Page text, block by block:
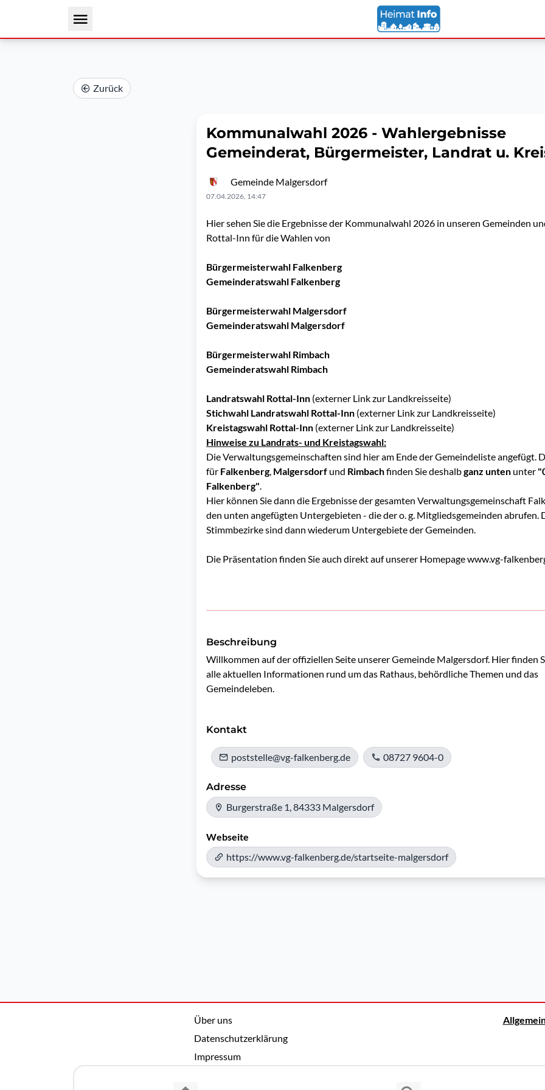
Zurück
Kommunalwahl 2026 - Wahlergebnisse
Gemeinderat, Bürgermeister, Landrat u.
Gemeinde Malgersdorf
07.04.2026, 14:47
Hier sehen Sie die Ergebnisse der Kommunalwahl 2026 in unseren Gemeinden
Rottal-Inn für die Wahlen von
Bürgermeisterwahl Falkenberg
Gemeinderatswahl Falkenberg
Bürgermeisterwahl Malgersdorf
Gemeinderatswahl Malgersdorf
Bürgermeisterwahl Rimbach
Gemeinderatswahl Rimbach
Landratswahl Rottal-Inn (externer Link zur Landkreisseite)
Stichwahl Landratswahl Rottal-Inn (externer Link zur Landkreisseite)
Kreistagswahl Rottal-Inn (externer Link zur Landkreisseite)
Hinweise zu Landrats- und Kreistagswahl:
Die Verwaltungsgemeinschaften sind hier am Ende der Gemeindeliste angefügt.
für Falkenberg, Malgersdorf und Rimbachfinden Sie deshalbganz unten unter
Falkenberg".
Hier können Sie dann die Ergebnisse der gesamten Verwaltungsgemeinschaft
den unten angefügten Untergebieten - die der o. g. Mitgliedsgemeinden abrufen.
Stimmbezirke sind dann wiederum Untergebiete der Gemeinden.
Die Präsentation finden Sie auch direkt auf unserer Homepagewww.vg-
Beschreibung
Willkommen auf der offiziellen Seite unserer Gemeinde Malgersdorf. Hier finden
alle aktuellen Informationen rund um das Rathaus, behördliche Themen und das
Gemeindeleben.
Kontakt
poststelle@vg-falkenberg.de 08727 9604-0
Adresse
Burgerstraße 1, 84333 Malgersdorf
Webseite
https://www.vg-falkenberg.de/startseite-malgersdorf
Über uns
Datenschutzerklärung
Impressum
Copyright © 2026 Cosmema GmbH